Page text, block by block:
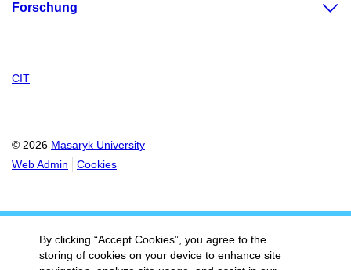
Forschung
CIT
© 2026 Masaryk University
Web Admin
Cookies
By clicking “Accept Cookies”, you agree to the
storing of cookies on your device to enhance site